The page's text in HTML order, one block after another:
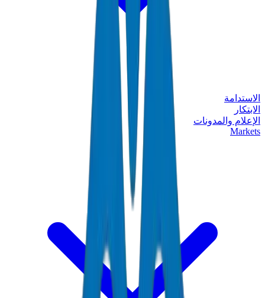
الاستدامة
الابتكار
الإعلام والمدونات
Markets